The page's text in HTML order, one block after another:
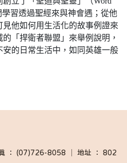
習透過聖經來與神會遇；從他
他如何用生活化的故事例證來
「捍衛者聯盟」來舉例說明，
的日常生活中，如同英雄一般
： (07)726-8058 │ 地址 ： 802